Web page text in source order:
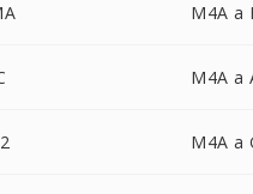
M4A a
M4A a
M4A a